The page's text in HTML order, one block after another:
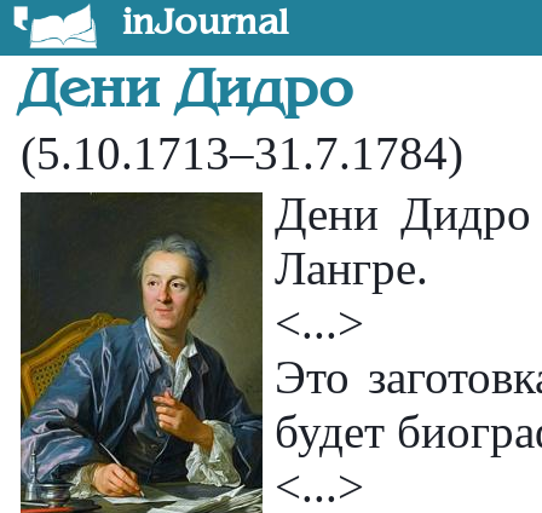
inJournal
Дени Дидро
(5.10.1713–31.7.1784)
Дени
Лангре.
<...>
Это
будет
<...>